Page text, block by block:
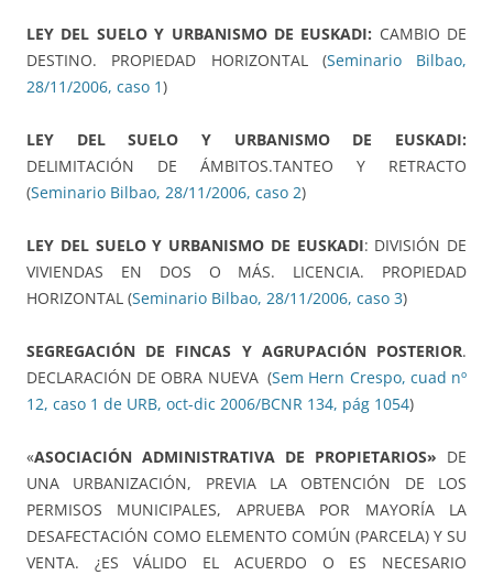
LEY DEL SUELO Y URBANISMO DE EUSKADI: CAMBIO DE
DESTINO. PROPIEDAD HORIZONTAL (Seminario Bilbao,
28/11/2006, caso 1)
LEY DEL SUELO Y URBANISMO DE EUSKADI:
DELIMITACIÓN DE ÁMBITOS.TANTEO Y RETRACTO
(Seminario Bilbao, 28/11/2006, caso 2)
LEY DEL SUELO Y URBANISMO DE EUSKADI: DIVISIÓN DE
VIVIENDAS EN DOS O MÁS. LICENCIA. PROPIEDAD
HORIZONTAL (Seminario Bilbao, 28/11/2006, caso 3)
SEGREGACIÓN DE FINCAS Y AGRUPACIÓN POSTERIOR.
DECLARACIÓN DE OBRA NUEVA (Sem Hern Crespo, cuad nº
12, caso 1 de URB, oct-dic 2006/BCNR 134, pág 1054)
«ASOCIACIÓN ADMINISTRATIVA DE PROPIETARIOS» DE
UNA URBANIZACIÓN, PREVIA LA OBTENCIÓN DE LOS
PERMISOS MUNICIPALES, APRUEBA POR MAYORÍA LA
DESAFECTACIÓN COMO ELEMENTO COMÚN (PARCELA) Y SU
VENTA. ¿ES VÁLIDO EL ACUERDO O ES NECESARIO